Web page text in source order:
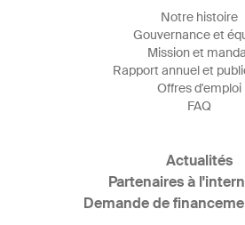
Notre histoire
Gouvernance et
Mission et
Rapport annuel et
Offres d'emploi
FAQ
Actualités
Partenaires à
Demande de